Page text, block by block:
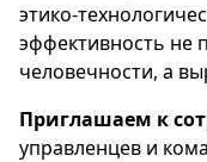
эффективность не
человечности, а
Приглашаем к
управленцев и